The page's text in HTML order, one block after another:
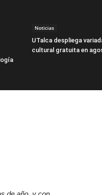
Noticias
UTalca despliega
cultural gratuita en